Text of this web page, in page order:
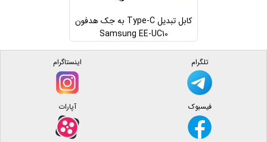
کابل تبدیل Type-C به جک هدفون
Samsung EE-UC10
تلگرام اینستاگرام
فیسبوک آپارات